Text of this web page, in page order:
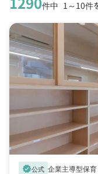
件中 1～10件
verified公式 企業主導型保